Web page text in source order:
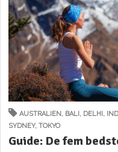
AUSTRALIEN , BALI , DELHI ,
SYDNEY,TOKYO
Guide: De fem